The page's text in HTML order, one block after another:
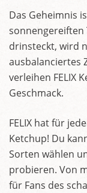
Das Geheimnis
sonnengereiften
drinsteckt, wird
ausbalanciertes
verleihen FELIX
Geschmack.
FELIX hat für
Ketchup! Du
Sorten wählen
probieren. Von
für Fans des